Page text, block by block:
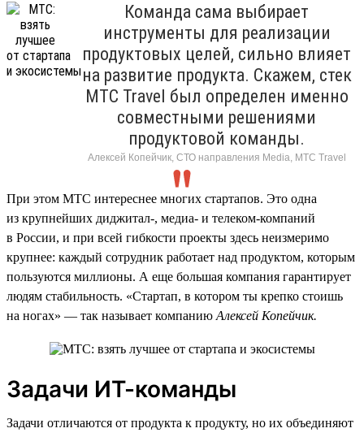
Команда сама выбирает
инструменты для реализации
продуктовых целей, сильно влияет
на развитие продукта. Скажем, стек
МТС Travel был определен именно
совместными решениями
продуктовой команды.
Алексей Копейчик, СТО направления Media, МТС Travel
При этом МТС интереснее многих стартапов. Это одна
из крупнейших диджитал-, медиа- и телеком-компаний
в России, и при всей гибкости проекты здесь неизмеримо
крупнее: каждый сотрудник работает над продуктом, которым
пользуются миллионы. А еще большая компания гарантирует
людям стабильность. «Стартап, в котором ты крепко стоишь
на ногах» — так называет компанию Алексей Копейчик.
Задачи ИТ-команды
Задачи отличаются от продукта к продукту, но их объединяют